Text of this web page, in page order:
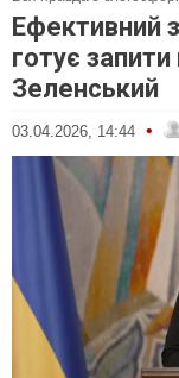
Ефективний
готує
Зеленський
03.04.2026, 14:44 •